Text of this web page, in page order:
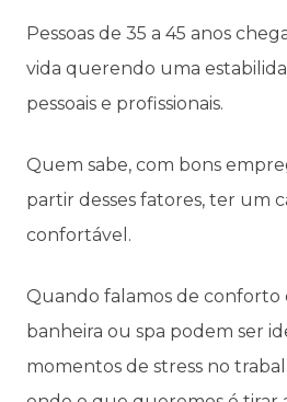
Pessoas de 35 a 45 anos
vida querendo uma
pessoais e profissionais.
Quem sabe, com bons
partir desses fatores, ter um
confortável.
Quando falamos de conforto
banheira ou spa podem ser
momentos de stress no